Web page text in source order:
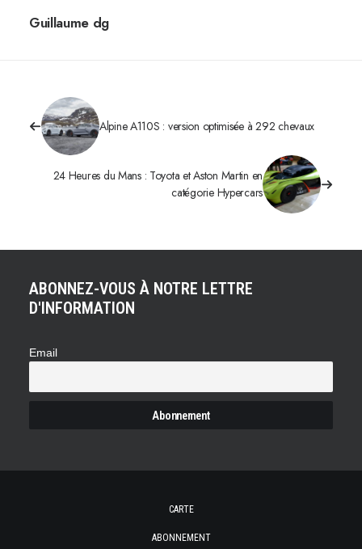
Guillaume dg
Alpine A110S : version optimisée à 292 chevaux
24 Heures du Mans : Toyota et Aston Martin en
catégorie Hypercars
ABONNEZ-VOUS À NOTRE LETTRE
D'INFORMATION
Email
CARTE
ABONNEMENT